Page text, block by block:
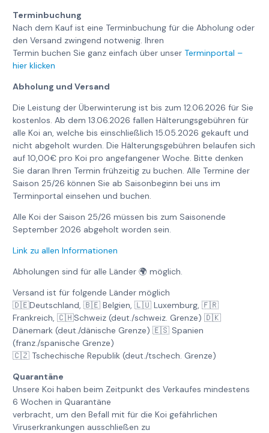
Terminbuchung
Nach dem Kauf ist eine Terminbuchung für die Abholung oder
den Versand zwingend notwenig. Ihren
Termin buchen Sie ganz einfach über unserTerminportal –
hier klicken
Abholung und Versand
Die Leistung der Überwinterung ist bis zum 12.06.2026 für Sie
kostenlos. Ab dem 13.06.2026 fallen Hälterungsgebühren für
alle Koi an, welche bis einschließlich 15.05.2026 gekauft und
nicht abgeholt wurden. Die Hälterungsgebühren belaufen sich
auf 10,00€ pro Koi pro angefangener Woche. Bitte denken
Sie daran Ihren Termin frühzeitig zu buchen. Alle Termine der
Saison 25/26 können Sie ab Saisonbeginn bei uns im
Terminportal einsehen und buchen.
Alle Koi der Saison 25/26 müssen bis zum Saisonende
September 2026 abgeholt worden sein.
Link zu allen Informationen
Abholungen sind für alle Länder 🌍 möglich.
Versand ist für folgende Länder möglich
🇩🇪Deutschland, 🇧🇪 Belgien, 🇱🇺 Luxemburg, 🇫🇷
Frankreich, 🇨🇭Schweiz (deut./schweiz. Grenze) 🇩🇰
Dänemark (deut./dänische Grenze) 🇪🇸 Spanien
(franz./spanische Grenze)
🇨🇿 Tschechische Republik (deut./tschech. Grenze)
Quarantäne
Unsere Koi haben beim Zeitpunkt des Verkaufes mindestens
6 Wochen in Quarantäne
verbracht, um den Befall mit für die Koi gefährlichen
Viruserkrankungen ausschließen zu